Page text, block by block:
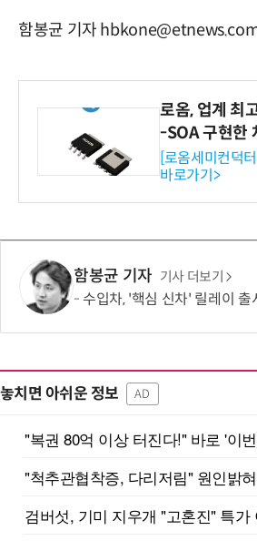
함봉균 기자
로옴, 업계 최
-SOA 구현한
ET 개발
[로옴세미컨덕
바로가기>
함봉균 기자 기사 더보기
수입차, '핵심 신차' 릴레이 출시…사상
놓치면 아쉬운 정보 AD